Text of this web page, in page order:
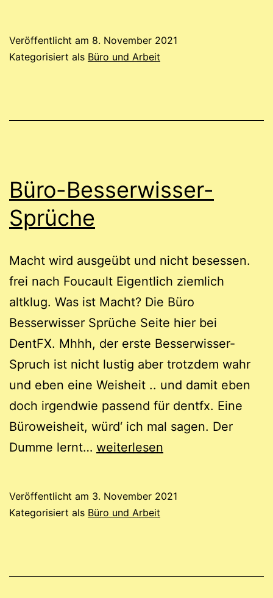
Veröffentlicht am 8. November 2021
Kategorisiert als Büro und Arbeit
Büro-Besserwisser-
Sprüche
Macht wird ausgeübt und nicht besessen.
frei nach Foucault Eigentlich ziemlich
altklug. Was ist Macht? Die Büro
Besserwisser Sprüche Seite hier bei
DentFX. Mhhh, der erste Besserwisser-
Spruch ist nicht lustig aber trotzdem wahr
und eben eine Weisheit .. und damit eben
doch irgendwie passend für dentfx. Eine
Büroweisheit, würd‘ ich mal sagen. Der
Dumme lernt… Büro-
weiterlesen
Veröffentlicht am 3. November 2021
Kategorisiert als Büro und Arbeit